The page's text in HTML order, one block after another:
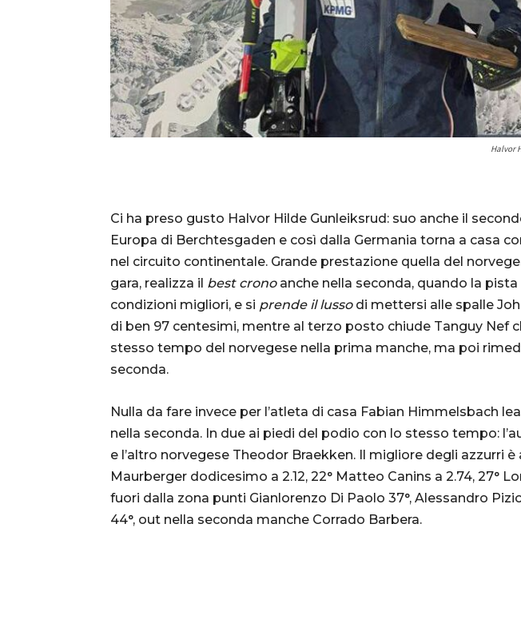
Halvor
Ci ha preso gusto Halvor Hilde Gunleiksrud: suo anche il
Europa di Berchtesgaden e così dalla Germania torna a casa
nel circuito continentale. Grande prestazione quella del
gara, realizza il best cronoanche nella seconda, quando la
condizioni migliori, e si prende il lussodi mettersi alle spalle
di ben 97 centesimi, mentre al terzo posto chiude Tanguy Nef
stesso tempo del norvegese nella prima manche, ma poi
seconda.
Nulla da fare invece per l’atleta di casa Fabian Himmelsbach
nella seconda. In due ai piedi del podio con lo stesso tempo:
e l’altro norvegese Theodor Braekken. Il migliore degli azzurri è
Maurberger dodicesimo a 2.12, 22° Matteo Canins a 2.74, 27°
fuori dalla zona punti Gianlorenzo Di Paolo 37°, Alessandro
44°, out nella seconda manche Corrado Barbera.